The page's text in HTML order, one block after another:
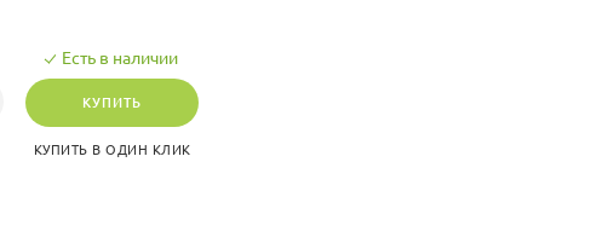
Есть в наличии
КУПИТЬ
КУПИТЬ В ОДИН КЛИК